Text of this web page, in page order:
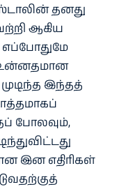
தனது
ஆகிய
உன்னதமான
இந்தத்
போலவும்,
இன எதிரிகள்